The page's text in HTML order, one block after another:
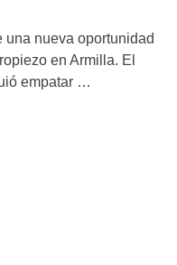
nueva oportunidad
en Armilla. El
empatar …